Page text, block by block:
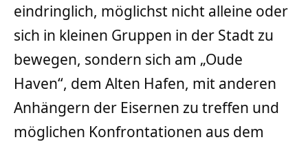
eindringlich, möglichst nicht alleine oder
sich in kleinen Gruppen in der Stadt zu
bewegen, sondern sich am „Oude
Haven“, dem Alten Hafen, mit anderen
Anhängern der Eisernen zu treffen und
möglichen Konfrontationen aus dem